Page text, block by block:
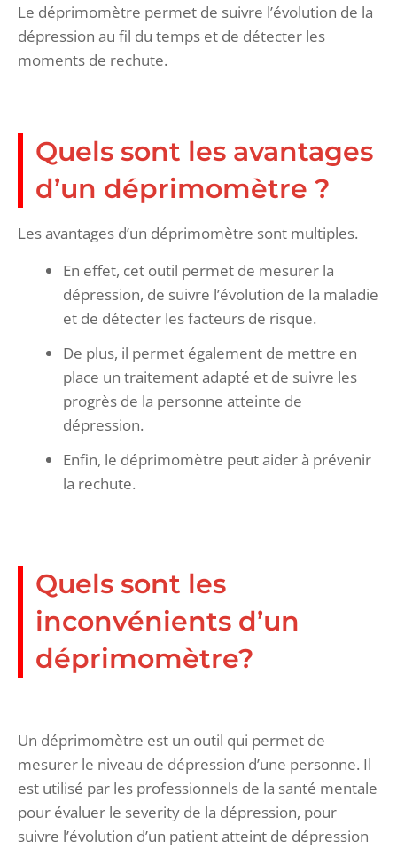
Le déprimomètre permet de suivre l’évolution de la
dépression au fil du temps et de détecter les
moments de rechute.
Quels sont les avantages
d’un déprimomètre ?
Les avantages d’un déprimomètre sont multiples.
En effet, cet outil permet de mesurer la
dépression, de suivre l’évolution de la maladie
et de détecter les facteurs de risque.
De plus, il permet également de mettre en
place un traitement adapté et de suivre les
progrès de la personne atteinte de
dépression.
Enfin, le déprimomètre peut aider à prévenir
la rechute.
Quels sont les
inconvénients d’un
déprimomètre?
Un déprimomètre est un outil qui permet de
mesurer le niveau de dépression d’une personne. Il
est utilisé par les professionnels de la santé mentale
pour évaluer le severity de la dépression, pour
suivre l’évolution d’un patient atteint de dépression